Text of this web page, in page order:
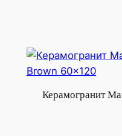
Керамогранит